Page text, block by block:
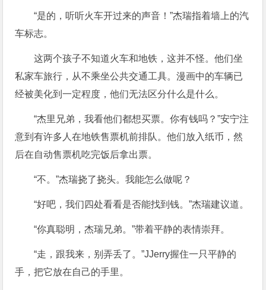
“是的，听听火车开过来的声音！”杰瑞指着墙上的汽
车标志。
这两个孩子不知道火车和地铁，这并不怪。他们坐
私家车旅行，从不乘坐公共交通工具。漫画中的车辆已
经被美化到一定程度，他们无法区分什么是什么。
“杰里兄弟，我看他们都想买票。你有钱吗？”安宁注
意到有许多人在地铁售票机前排队。他们放入纸币，然
后在自动售票机吃完饭后拿出票。
“不。”杰瑞挠了挠头。我能怎么做呢？
“好吧，我们四处看看是否能找到钱。”杰瑞建议道。
“你真聪明，杰瑞兄弟。”带着平静的表情崇拜。
“走，跟我来，别弄丢了。”JJerry握住一只平静的
手，把它放在自己的手里。